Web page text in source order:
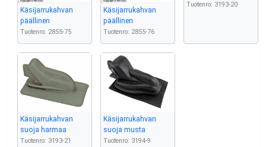
Käsijarrukahvan
päällinen
Tuotenro: 2855-75
Käsijarrukahvan
päällinen
Tuotenro: 2855-76
Tuotenro: 3193-20
Käsijarrukahvan
suoja harmaa
Tuotenro: 3193-21
Käsijarrukahvan
suoja musta
Tuotenro: 3194-9